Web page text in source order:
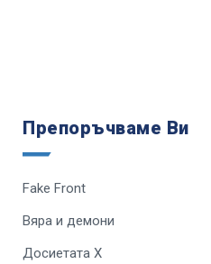
Препоръчваме Ви
Fake Front
Вяра и демони
Досиетата Х